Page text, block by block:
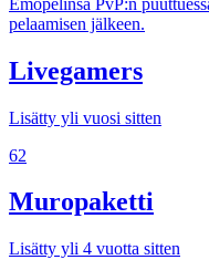
pelaamisen jälkeen.
Livegamers
Lisätty yli vuosi sitten
62
Muropaketti
Lisätty yli 4 vuotta sitten